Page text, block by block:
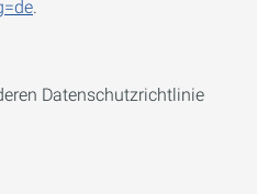
.
Datenschutzrichtlinie